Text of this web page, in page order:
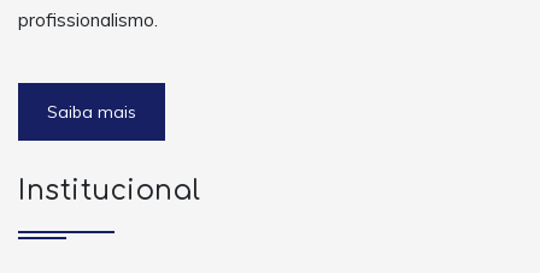
profissionalismo.
Saiba mais
Institucional